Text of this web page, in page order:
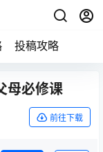
投稿攻略
母必修课
前往下载